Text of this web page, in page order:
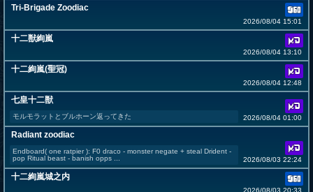
Tri-Brigade Zoodiac
2026/08/04 15:01
十二獣絢嵐
2026/08/04 13:10
十二絢嵐(聖冠)
2026/08/04 12:48
七皇十二獣
モルモラットとブルホーン返ってきた 2026/08/04 01:00
Radiant zoodiac
Endboard( one ratpier ): F0 draco - monster negate + steal Drident -
pop Ritual beast - banish opps ...
2026/08/03 22:24
十二絢嵐城之内
2026/08/03 20:33